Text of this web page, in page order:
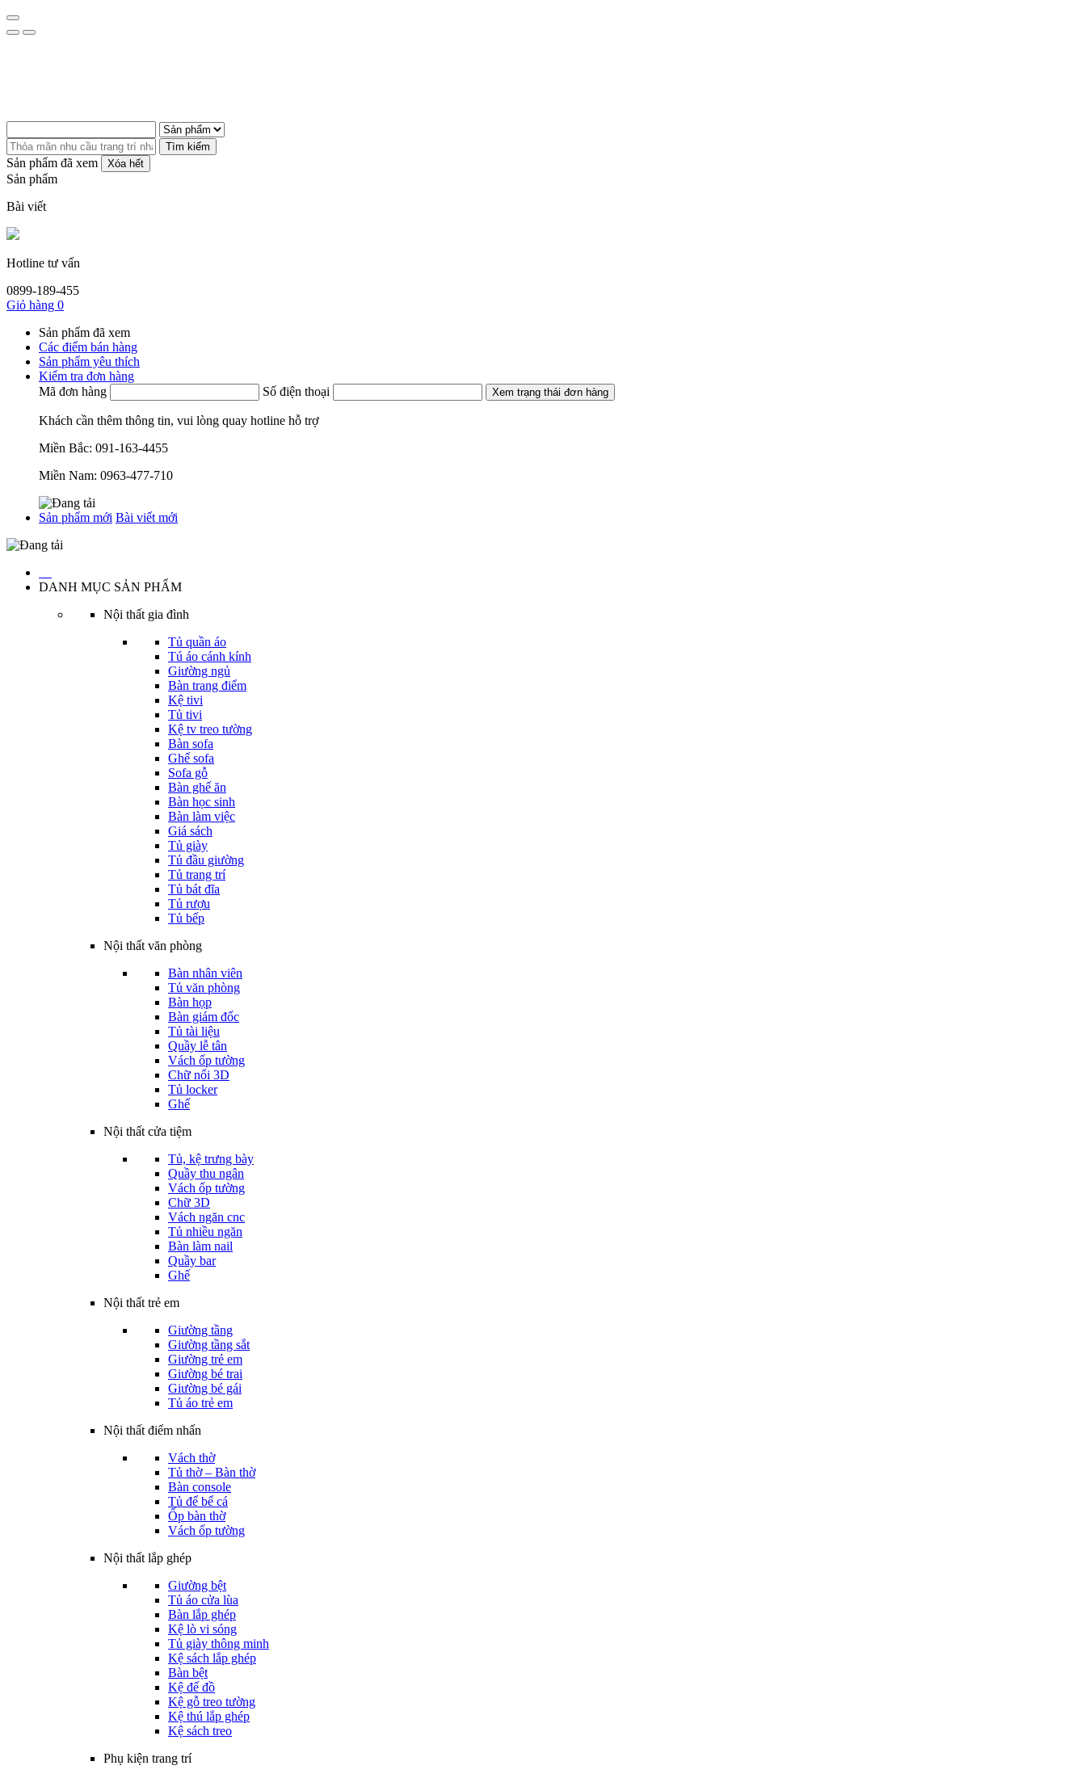
Tìm kiếm
Sản phẩm đã xem Xóa hết
Sản phẩm
Bài viết
Hotline tư vấn
0899-189-455
Giỏ hàng 0
Sản phẩm đã xem
Các điểm bán hàng
Sản phẩm yêu thích
Kiểm tra đơn hàng
Mã đơn hàng
Số điện thoại Xem trạng thái đơn hàng
Khách cần thêm thông tin, vui lòng quay hotline hỗ trợ
Miền Bắc: 091-163-4455
Miền Nam: 0963-477-710
Sản phẩm mới Bài viết mới
DANH MỤC SẢN PHẨM
Nội thất gia đình
Tủ quần áo
Tú áo cánh kính
Giường ngủ
Bàn trang điểm
Kệ tivi
Tủ tivi
Kệ tv treo tường
Bàn sofa
Ghế sofa
Sofa gỗ
Bàn ghế ăn
Bàn học sinh
Bàn làm việc
Giá sách
Tủ giày
Tủ đầu giường
Tủ trang trí
Tủ bát đĩa
Tủ rượu
Tủ bếp
Nội thất văn phòng
Bàn nhân viên
Tủ văn phòng
Bàn họp
Bàn giám đốc
Tủ tài liệu
Quầy lễ tân
Vách ốp tường
Chữ nổi 3D
Tủ locker
Ghế
Nội thất cửa tiệm
Tủ, kệ trưng bày
Quầy thu ngân
Vách ốp tường
Chữ 3D
Vách ngăn cnc
Tủ nhiều ngăn
Bàn làm nail
Quầy bar
Ghế
Nội thất trẻ em
Giường tầng
Giường tầng sắt
Giường trẻ em
Giường bé trai
Giường bé gái
Tủ áo trẻ em
Nội thất điểm nhấn
Vách thờ
Tủ thờ – Bàn thờ
Bàn console
Tủ để bể cá
Ốp bàn thờ
Vách ốp tường
Nội thất lắp ghép
Giường bệt
Tủ áo cửa lùa
Bàn lắp ghép
Kệ lò vi sóng
Tủ giày thông minh
Kệ sách lắp ghép
Bàn bệt
Kệ để đồ
Kệ gỗ treo tường
Kệ thú lắp ghép
Kệ sách treo
Phụ kiện trang trí